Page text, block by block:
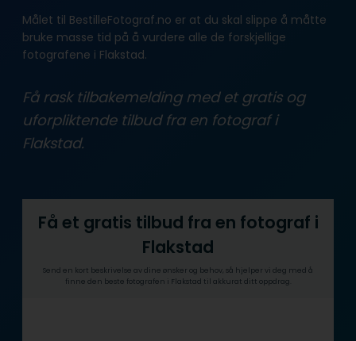
Målet til BestilleFotograf.no er at du skal slippe å måtte
bruke masse tid på å vurdere alle de forskjellige
fotografene i Flakstad.
Få rask tilbakemelding med et gratis og
uforpliktende tilbud fra en fotograf i
Flakstad.
Få et gratis tilbud fra en fotograf i
Flakstad
Send en kort beskrivelse av dine ønsker og behov, så hjelper vi deg med å
finne den beste fotografen i Flakstad til akkurat ditt oppdrag.